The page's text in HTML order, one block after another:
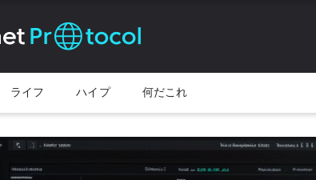
ライフ ハイプ 何だこれ